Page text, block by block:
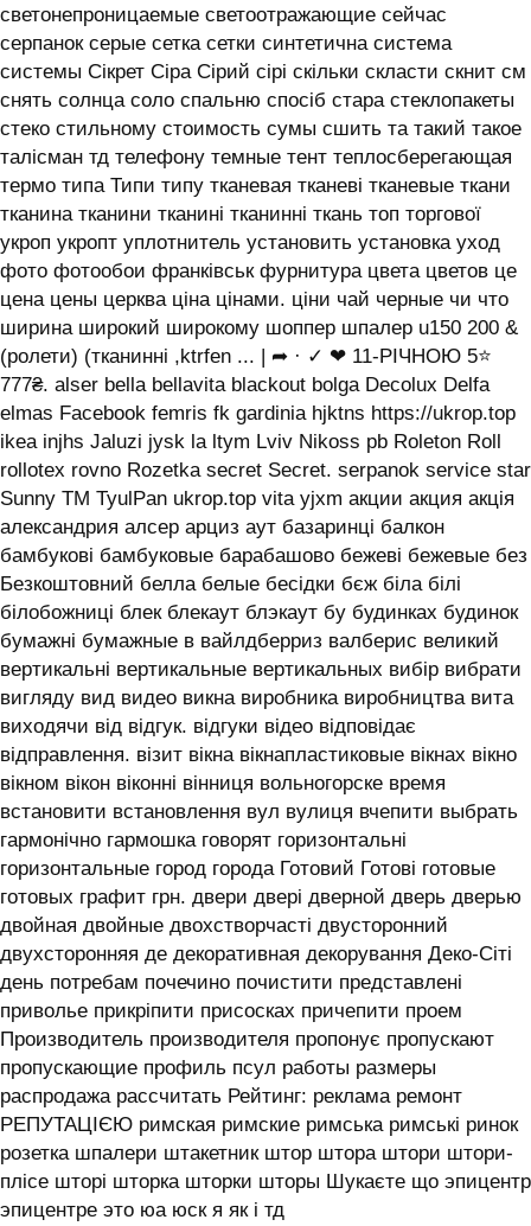
светонепроницаемые светоотражающие сейчас
серпанок серые сетка сетки синтетична система
системы ‎Сікрет Сіра Сірий сірі скільки скласти скнит см
снять солнца соло спальню спосіб стара стеклопакеты
стеко стильному стоимость сумы сшить та такий такое
талісман тд телефону темные тент теплосберегающая
термо типа Типи типу тканевая тканеві тканевые ткани
тканина тканини тканині тканинні ткань топ торгової
укроп укропт уплотнитель установить установка уход
фото фотообои франківськ фурнитура цвета цветов це
цена цены церква ціна цінами. ціни чай черные чи что
ширина широкий широкому шоппер шпалер u150 200 &
(ролети) (тканинні ,ktrfen ... | ➦ · ✓ ❤ 11-РІЧНОЮ 5⭐
777₴. alser bella bellavita blackout bolga Decolux Delfa
elmas Facebook femris fk gardinia hjktns https://ukrop.top
ikea injhs Jaluzi jysk la ltym Lviv Nikoss pb Roleton Roll
rollotex rovno Rozetka secret Secret. serpanok service star
Sunny TM TyulPan ukrop.top vita yjxm акции акция акція
александрия алсер арциз аут базаринці балкон
бамбукові бамбуковые барабашово бежеві бежевые без
Безкоштовний белла белые бесідки бєж біла білі
білобожниці блек блекаут блэкаут бу будинках будинок
бумажні бумажные в вайлдберриз валберис великий
вертикальні вертикальные вертикальных вибір вибрати
вигляду вид видео викна виробника виробництва вита
виходячи від відгук. відгуки відео відповідає
відправлення. візит вікна вікнапластиковые вікнах вікно
вікном вікон віконні вінниця вольногорске время
встановити встановлення вул вулиця вчепити выбрать
гармонічно гармошка говорят горизонтальні
горизонтальные город города Готовий Готові готовые
готовых графит грн. двери двері дверной дверь дверью
двойная двойные двохстворчасті двусторонний
двухсторонняя де декоративная декорування Деко-Сіті
день потребам почечино почистити представлені
приволье прикріпити присосках причепити проем
Производитель производителя пропонує пропускают
пропускающие профиль псул работы размеры
распродажа рассчитать Рейтинг: реклама ремонт
РЕПУТАЦІЄЮ римская римские римська римські ринок
розетка шпалери штакетник штор штора штори штори-
плісе шторі шторка шторки шторы Шукаєте що эпицентр
эпицентре это юа юск я як і тд